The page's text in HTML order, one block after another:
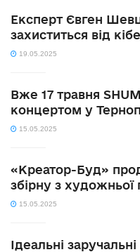
Експерт Євген
захиститься від
19.05.2025
Вже 17 травня
концертом у
15.05.2025
«Креатор-Буд»
збірну з художньої
15.05.2025
Ідеальні